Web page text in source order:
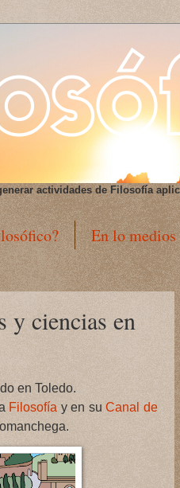
actividades de Filosofía
En lo medios
y ciencias en
en Toledo.
Filosofía y en suCanal de